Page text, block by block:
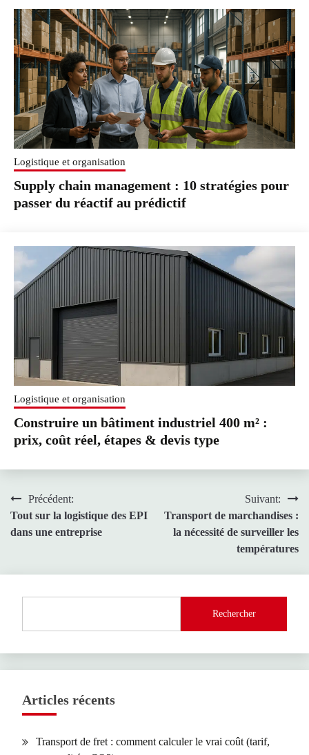
Logistique et organisation
Supply chain management : 10 stratégies pour
passer du réactif au prédictif
Logistique et organisation
Construire un bâtiment industriel 400 m² :
prix, coût réel, étapes & devis type
Navigation
de
Précédent:
Tout sur la logistique des EPI
dans une entreprise
Suivant:
Transport de marchandises :
la nécessité de surveiller les
températures
Rechercher
Articles récents
Transport de fret : comment calculer le vrai coût (tarif,